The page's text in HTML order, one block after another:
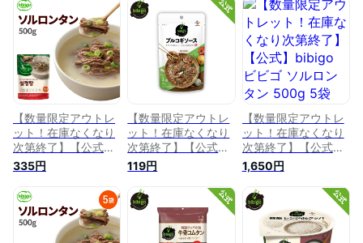
【数量限定アウトレ
ット！在庫なくなり
次第終了】【公式】
bibigo ビビゴ ソルロ
ンタン 500g【メー
カー直送】スープ 韓
飯 韓国料理 ギフト
プレゼント 惣菜 常
335円
【数量限定アウトレ
ット！在庫なくなり
次第終了】【公式】
bibigo ビビゴ プルコ
ギソース【メーカー
直送】スープ 韓飯
韓国料理 ギフト プ
レゼント 惣菜 常温
【ネコポス対応】
119円
【数量限定アウトレ
ット！在庫なくなり
次第終了】【公式】
bibigo ビビゴ ソルロ
ンタン 500g 5袋
【メーカー直送】ス
ープ 韓飯 韓国料理
ギフト プレゼント
惣菜 常温
1,650円